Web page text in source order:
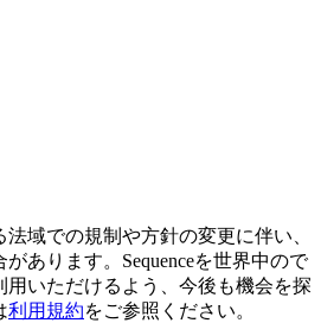
域での規制や方針の変更に伴い、
あります。Sequenceを世界中ので
用いただけるよう、今後も機会を探
利用規約をご参照ください。